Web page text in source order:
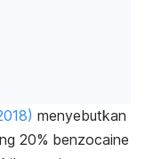
menyebutkan
20% benzocaine